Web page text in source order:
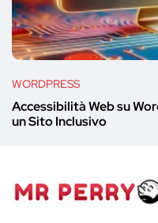
WORDPRESS
Accessibilità Web su
un Sito Inclusivo